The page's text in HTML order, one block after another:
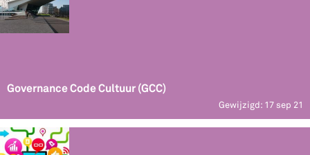
Governance Code Cultuur (GCC)
Gewijzigd: 17 sep 21